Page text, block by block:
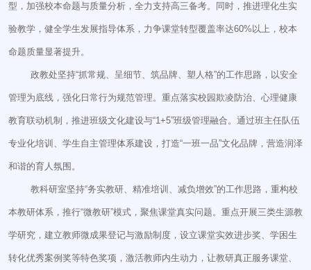
型，加强校本命题与质量分析，全力支持高三备考。同时，推进理化生实
验教学，健全学生发展指导体系，力争课堂转型覆盖率达60%以上，校本
命题质量显著提升。
政教处坚持“抓常规、呈细节、筑品牌、塑人格”的工作思路，以安全
管理为底线，强化日常行为规范管理。重点落实校园欺凌防治、心理健康
教育联动机制，推进班级文化建设与“1+5”班级管理融合。通过班主任队伍
专业化培训、学生自主管理体系建设，打造“一班一品”文化品牌，营造润泽
和谐的育人氛围。
教科研室坚持“务实教研、精准培训、减负增效”的工作思路，重构校
本教研体系，推行“微教研”模式，聚焦课堂真实问题。重点开展三类生源教
学研究，建立教师微成果登记与激励制度，设立课堂实效进步奖、学困生
转化优秀案例奖等特色奖项，激活教师内生动力，让教研真正服务课堂、